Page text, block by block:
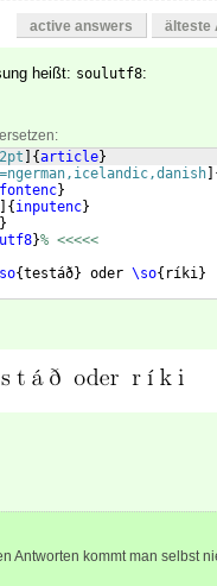
active answers älteste
heißt: soulutf8:
{article}
fontenc}
{ inputenc}
}
}% <<<<<
{testáð} oder \so{ ríki}
Antworten kommt man selbst